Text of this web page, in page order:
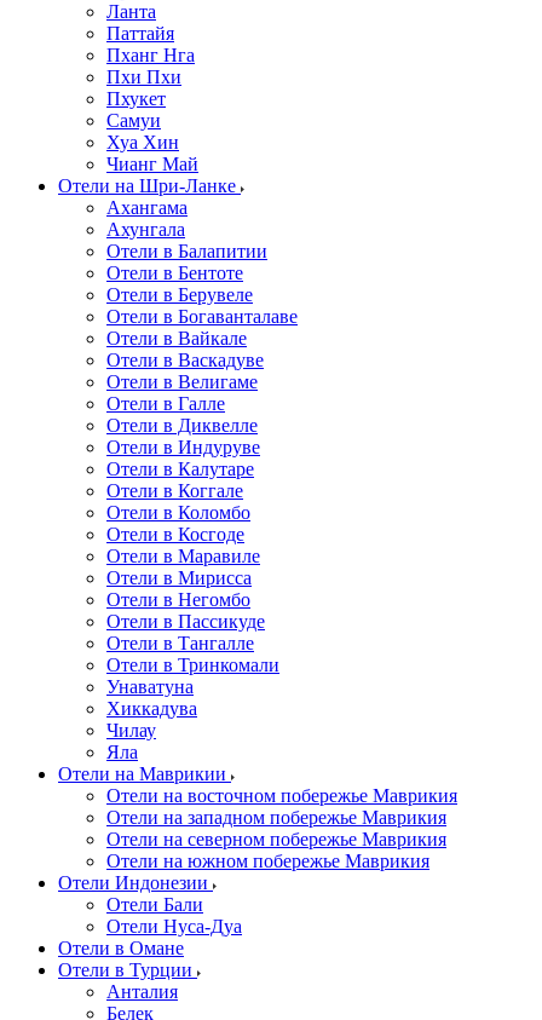
Ланта
Паттайя
Пханг Нга
Пхи Пхи
Пхукет
Самуи
Хуа Хин
Чианг Май
Отели на Шри-Ланке
Ахангама
Ахунгала
Отели в Балапитии
Отели в Бентоте
Отели в Берувеле
Отели в Богаванталаве
Отели в Вайкале
Отели в Васкадуве
Отели в Велигаме
Отели в Галле
Отели в Диквелле
Отели в Индуруве
Отели в Калутаре
Отели в Коггале
Отели в Коломбо
Отели в Косгоде
Отели в Маравиле
Отели в Мирисса
Отели в Негомбо
Отели в Пассикуде
Отели в Тангалле
Отели в Тринкомали
Унаватуна
Хиккадува
Чилау
Яла
Отели на Маврикии
Отели на восточном побережье Маврикия
Отели на западном побережье Маврикия
Отели на северном побережье Маврикия
Отели на южном побережье Маврикия
Отели Индонезии
Отели Бали
Отели Нуса-Дуа
Отели в Омане
Отели в Турции
Анталия
Белек